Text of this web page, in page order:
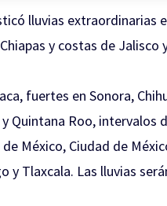
lluvias extraordinarias
y costas de Jalisco
fuertes en Sonora,
Quintana Roo, intervalos
México, Ciudad de
y Tlaxcala. Las lluvias